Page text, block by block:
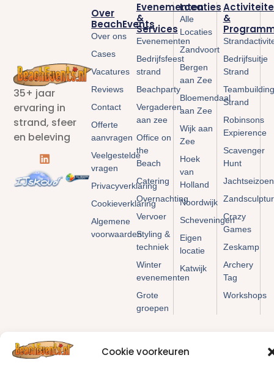
Cookie voorkeuren
35+ jaar
ervaring in
strand, sfeer
en beleving
&
Bedrijfsuitje
Strand
Teambuilding
Strand
Robinsons
Expierence
Scavenger
Hunt
Jachtseizoen
Crazy
Games
Zeskamp
Archery
Tag
Workshops
Locaties
Alle
Locaties
Zandvoort
Bergen
aan Zee
Bloemendaal
aan Zee
Wijk aan
Zee
Hoek
van
Holland
Noordwijk
Scheveningen
Eigen
locatie
Katwijk
Evenementen
&
Services
Evenementen
Bedrijfsfeest
strand
Beachparty
Vergaderen
aan zee
Office on
the
Beach
Catering
Overnachting
Vervoer
Styling &
techniek
Winter
evenementen
Grote
groepen
Over
BeachEvents
Over ons
Cases
Vacatures
Reviews
Contact
Offerte
aanvragen
Veelgestelde
vragen
Privacyverklaring
Cookieverklaring
Algemene
voorwaarden